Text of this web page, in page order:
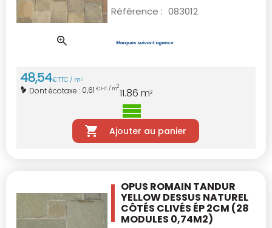
Référence : 083012
48,54€TTC / m2
Dont écotaxe : 0,61 € HT / m211.86 m2
Ajouter au panier
OPUS ROMAIN TANDUR
YELLOW DESSUS NATUREL
CÔTÉS CLIVÉS ÉP 2CM (28
MODULES 0,74M2)